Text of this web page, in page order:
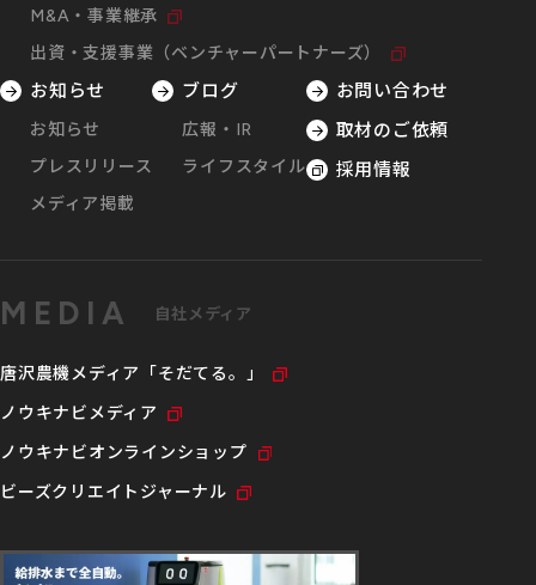
M&A・事業継承
出資・支援事業（ベンチャーパートナーズ）
お知らせ
お知らせ
プレスリリース
メディア掲載
ブログ
広報・IR
ライフスタイル
お問い合わせ
取材のご依頼
採用情報
MEDIA 自社メディア
唐沢農機メディア「そだてる。」
ノウキナビメディア
ノウキナビオンラインショップ
ビーズクリエイトジャーナル